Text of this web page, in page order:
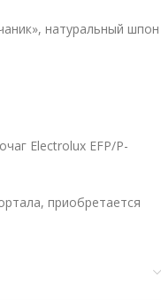
натуральный шпон
Electrolux EFP/P-
приобретается